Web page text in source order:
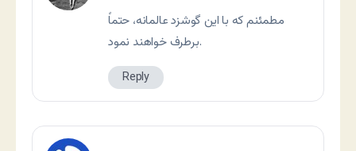
مطمئنم که با اين گوشزد عالمانه، حتماً
برطرف خواهند نمود.
Reply